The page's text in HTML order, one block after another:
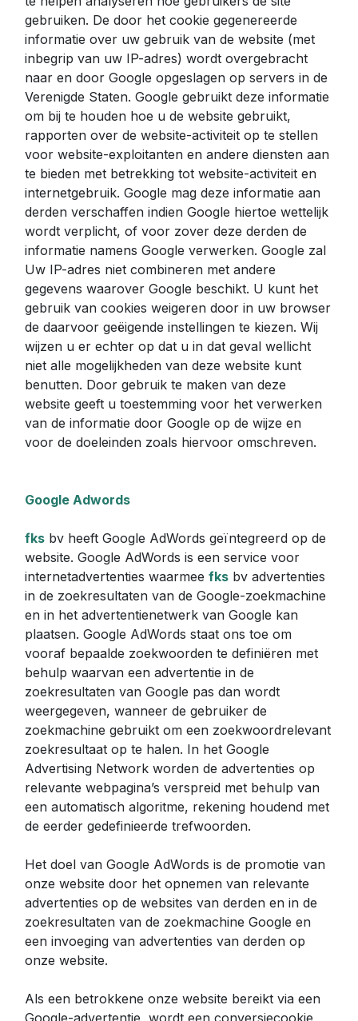
gebruiken. De door het cookie gegenereerde
informatie over uw gebruik van de website (met
inbegrip van uw IP-adres) wordt overgebracht
naar en door Google opgeslagen op servers in de
Verenigde Staten. Google gebruikt deze informatie
om bij te houden hoe u de website gebruikt,
rapporten over de website-activiteit op te stellen
voor website-exploitanten en andere diensten aan
te bieden met betrekking tot website-activiteit en
internetgebruik. Google mag deze informatie aan
derden verschaffen indien Google hiertoe wettelijk
wordt verplicht, of voor zover deze derden de
informatie namens Google verwerken. Google zal
Uw IP-adres niet combineren met andere
gegevens waarover Google beschikt. U kunt het
gebruik van cookies weigeren door in uw browser
de daarvoor geëigende instellingen te kiezen. Wij
wijzen u er echter op dat u in dat geval wellicht
niet alle mogelijkheden van deze website kunt
benutten. Door gebruik te maken van deze
website geeft u toestemming voor het verwerken
van de informatie door Google op de wijze en
voor de doeleinden zoals hiervoor omschreven.
Google Adwords
fks bv heeft Google AdWords geïntegreerd op de
website. Google AdWords is een service voor
internetadvertenties waarmee fks bv advertenties
in de zoekresultaten van de Google-zoekmachine
en in het advertentienetwerk van Google kan
plaatsen. Google AdWords staat ons toe om
vooraf bepaalde zoekwoorden te definiëren met
behulp waarvan een advertentie in de
zoekresultaten van Google pas dan wordt
weergegeven, wanneer de gebruiker de
zoekmachine gebruikt om een zoekwoordrelevant
zoekresultaat op te halen. In het Google
Advertising Network worden de advertenties op
relevante webpagina’s verspreid met behulp van
een automatisch algoritme, rekening houdend met
de eerder gedefinieerde trefwoorden.
Het doel van Google AdWords is de promotie van
onze website door het opnemen van relevante
advertenties op de websites van derden en in de
zoekresultaten van de zoekmachine Google en
een invoeging van advertenties van derden op
onze website.
Als een betrokkene onze website bereikt via een
Google-advertentie, wordt een conversiecookie